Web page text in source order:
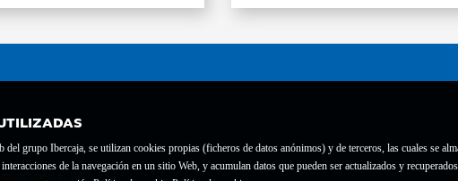
grupo Ibercaja, se utilizan cookies propias (ficheros de datos anónimos) y de terceros, las cuales se
de la navegación en un sitio Web, y acumulan datos que pueden ser actualizados y
con el nº 1689.